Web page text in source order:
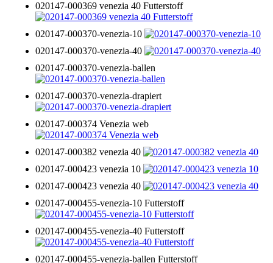
020147-000369 venezia 40 Futterstoff
020147-000370-venezia-10
020147-000370-venezia-40
020147-000370-venezia-ballen
020147-000370-venezia-drapiert
020147-000374 Venezia web
020147-000382 venezia 40
020147-000423 venezia 10
020147-000423 venezia 40
020147-000455-venezia-10 Futterstoff
020147-000455-venezia-40 Futterstoff
020147-000455-venezia-ballen Futterstoff